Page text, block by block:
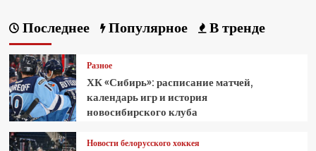
Последнее Популярное В тренде
Разное
ХК «Сибирь»: расписание матчей,
календарь игр и история
новосибирского клуба
Новости белорусского хоккея